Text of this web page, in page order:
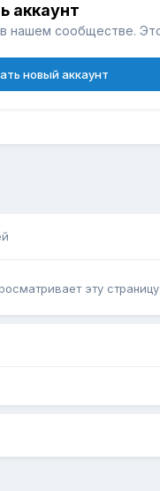
аккаунт
нашем сообществе.
новый аккаунт
эту страницу.